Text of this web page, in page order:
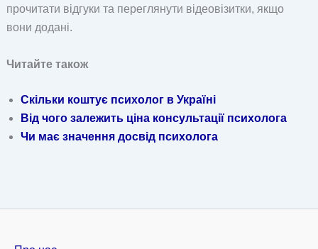
прочитати відгуки та переглянути відеовізитки, якщо
вони додані.
Читайте також
Скільки коштує психолог в Україні
Від чого залежить ціна консультації психолога
Чи має значення досвід психолога